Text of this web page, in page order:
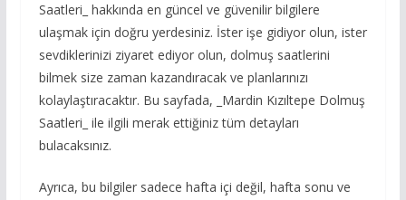
Saatleri_ hakkında en güncel ve güvenilir bilgilere
ulaşmak için doğru yerdesiniz. İster işe gidiyor olun, ister
sevdiklerinizi ziyaret ediyor olun, dolmuş saatlerini
bilmek size zaman kazandıracak ve planlarınızı
kolaylaştıracaktır. Bu sayfada, _Mardin Kızıltepe Dolmuş
Saatleri_ ile ilgili merak ettiğiniz tüm detayları
bulacaksınız.
Ayrıca, bu bilgiler sadece hafta içi değil, hafta sonu ve